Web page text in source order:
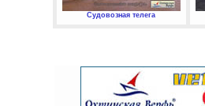
Судовозная телега